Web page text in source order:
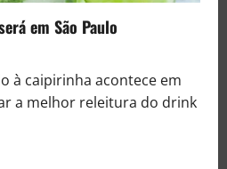
em São Paulo
à caipirinha acontece em
a melhor releitura do drink